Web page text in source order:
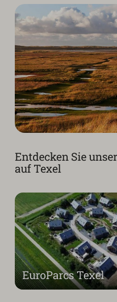
Entdecken Sie
auf Texel
EuroParcs Texel